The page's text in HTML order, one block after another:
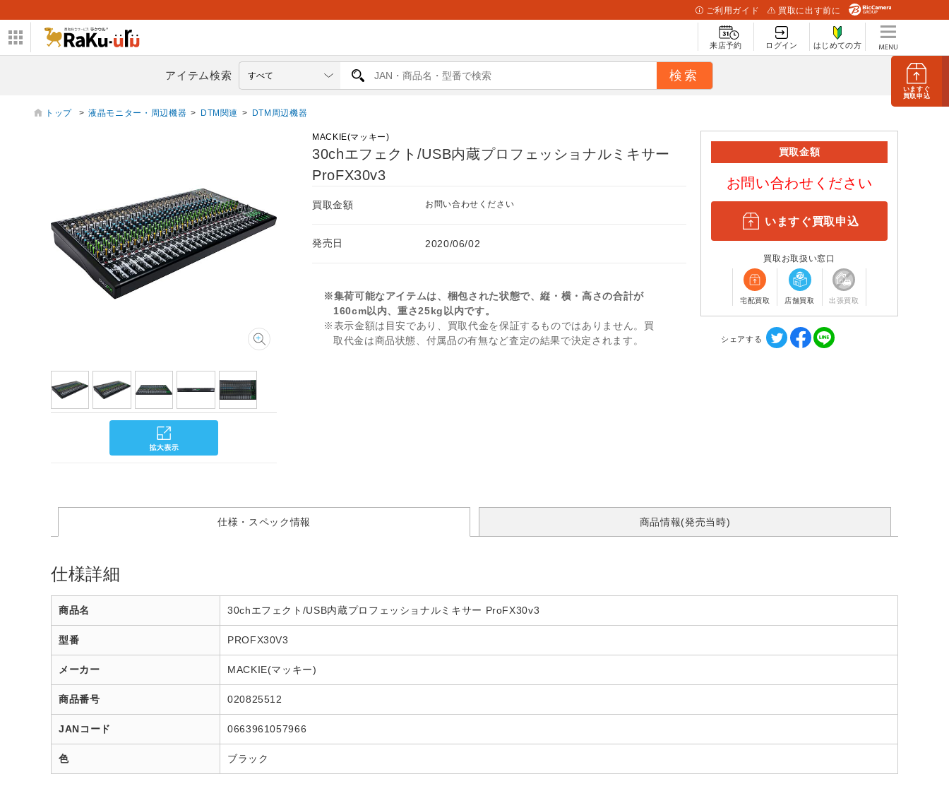
いますぐ
買取申込
ご利用ガイド 買取に出す前に
来店予約 ログイン はじめての方
アイテム検索
トップ > 液晶モニター・周辺機器 > DTM関連 > DTM周辺機器
MACKIE(マッキー)
30chエフェクト/USB内蔵プロフェッショナルミキサー
ProFX30v3
買取金額 お問い合わせください
発売日 2020/06/02
※集荷可能なアイテムは、梱包された状態で、縦・横・高さの合計が
160cm以内、重さ25kg以内です。
※表示金額は目安であり、買取代金を保証するものではありません。買
取代金は商品状態、付属品の有無など査定の結果で決定されます。
買取金額
お問い合わせください
いますぐ買取申込
買取お取扱い窓口
宅配買取 店舗買取 出張買取
シェアする
仕様・スペック情報 商品情報(発売当時)
仕様詳細
商品名 30chエフェクト/USB内蔵プロフェッショナルミキサー ProFX30v3
型番 PROFX30V3
メーカー MACKIE(マッキー)
商品番号 020825512
JANコード 0663961057966
色 ブラック